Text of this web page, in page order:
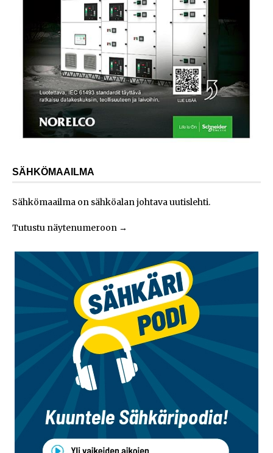
SÄHKÖMAAILMA
Sähkömaailma on sähköalan johtava uutislehti.
Tutustu näytenumeroon →